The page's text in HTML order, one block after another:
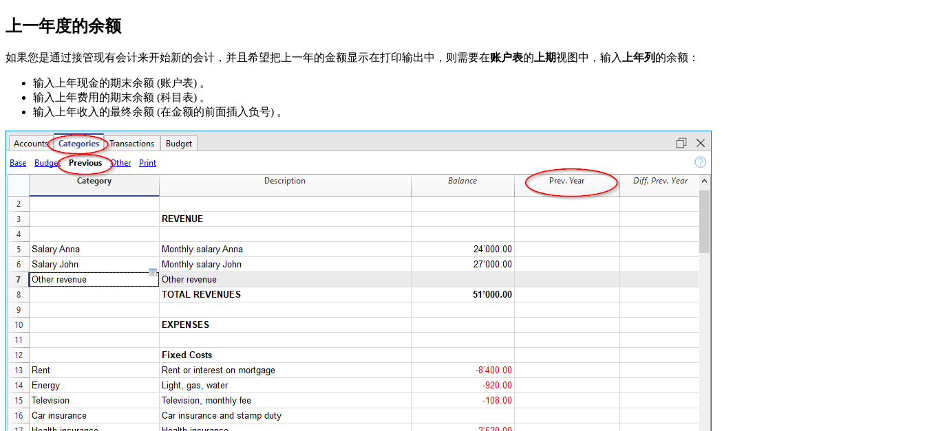
上一年度的余额
如果您是通过接管现有会计来开始新的会计，并且希望把上一年的金额显示在打印输出中，则需要在账户表的 上期视图中，输入 上年列 的余额：
输入上年现金的期末余额 (账户表) 。
输入上年费用的期末余额 (科目表) 。
输入上年收入的最终余额 (在金额的前面插入负号) 。